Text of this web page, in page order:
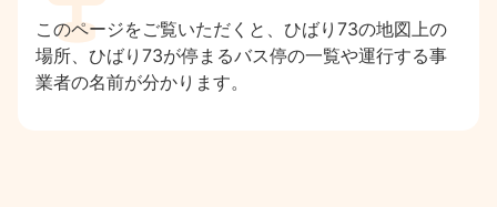
このページをご覧いただくと、ひばり73の地図上の
場所、ひばり73が停まるバス停の一覧や運行する事
業者の名前が分かります。